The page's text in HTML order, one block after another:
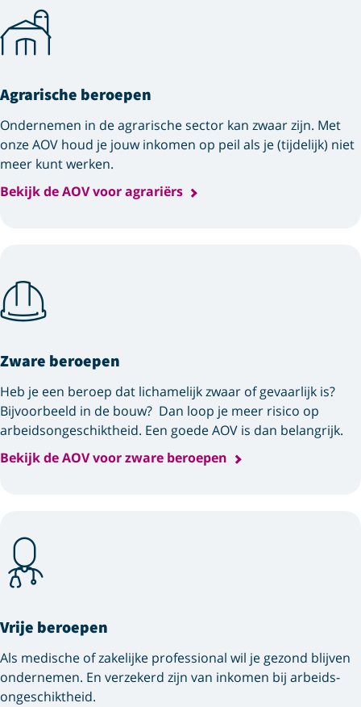
Agrarische beroepen
Ondernemen in de agrarische sector kan zwaar zijn. Met
onze AOV houd je jouw inkomen op peil als je (tijdelijk) niet
meer kunt werken.
Bekijk de AOV voor agrariërs
Zware beroepen
Heb je een beroep dat lichamelijk zwaar of gevaarlijk is?
Bijvoorbeeld in de bouw? Dan loop je meer risico op
arbeids­ongeschiktheid. Een goede AOV is dan belangrijk.
Bekijk de AOV voor zware beroepen
Vrije beroepen
Als medische of zakelijke professional wil je gezond blijven
ondernemen. En verzekerd zijn van inkomen bij arbeids­
ongeschiktheid.